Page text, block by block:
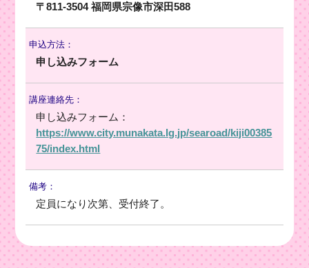
〒811-3504 福岡県宗像市深田588
申込方法：
申し込みフォーム
講座連絡先：
申し込みフォーム：
https://www.city.munakata.lg.jp/searoad/kiji00385
75/index.html
備考：
定員になり次第、受付終了。